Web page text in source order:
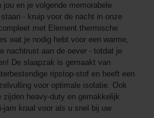
jou en je volgende memorabele
- kruip voor de nacht in onze
met Element thermische
wat je nodig hebt voor een warme,
nachtrust aan de oever - totdat je
De slaapzak is gemaakt van
ripstop-stof en heeft een
voor optimale isolatie. Ook
zijden heavy-duty en gemakkelijk
kraal voor als u snel bij uw